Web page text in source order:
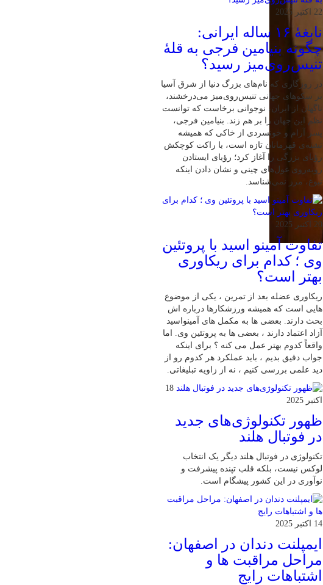
22 اکتبر 2025
نابغهٔ ۱۶ ساله ایرانی:
چگونه بنیامین فرجی به قلهٔ
تنیس‌روی‌میز رسید؟
در روزگاری که نام‌های بزرگ دنیا از شرق آسیا
بر سکوهای جهانی تنیس‌روی‌میز می‌درخشند،
ناگهان از ایران، نوجوانی برخاست که توانست
نظم این جهان را بر هم زند. بنیامین فرجی،
پسر آرام و خونسردی از خاکی که همیشه
تشنه‌ی قهرمانان تازه است، با راکت کوچکش
رؤیای بزرگی را آغاز کرد؛ رؤیای ایستادن
روبه‌روی غول‌های چینی و نشان دادن اینکه
نبوغ، مرز نمی‌شناسد.
20 اکتبر 2025
تفاوت آمینو اسید با پروتئین
وی ؛ کدام برای ریکاوری
بهتر است؟
ریکاوری عضله بعد از تمرین ، یکی از موضوع‌
هایی‌ است که همیشه ورزشکارها درباره‌ اش
بحث دارند. بعضی‌ ها به مکمل‌ های آمینواسید
آزاد اعتماد دارند ، بعضی‌ ها به پروتئین وی. اما
واقعاً کدوم بهتر عمل می‌ کنه ؟ برای اینکه
جواب دقیق بدیم ، باید عملکرد هر کدوم رو از
دید علمی بررسی کنیم ، نه از زاویه تبلیغاتی.
18
اکتبر 2025
ظهور تکنولوژی‌های جدید
در فوتبال هلند
تکنولوژی در فوتبال هلند دیگر یک انتخاب
لوکس نیست، بلکه قلب تپنده پیشرفت و
نوآوری در این کشور پیشگام است.
14 اکتبر 2025
ایمپلنت دندان در اصفهان:
مراحل مراقبت ها و
اشتباهات رایج